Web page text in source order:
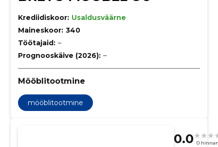
Krediidiskoor: Usaldusväärne
Maineskoor: 340
Töötajaid: –
Prognooskäive (2026): –
Mööblitootmine
mööblitootmine
0.0 0